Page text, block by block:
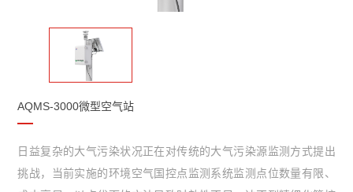
AQMS-3000微型空气站
日益复杂的大气污染状况正在对传统的大气污染源监测方式提出
挑战，当前实施的环境空气国控点监测系统监测点位数量有限、